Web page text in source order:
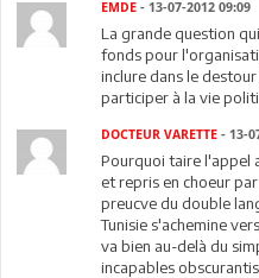
EMDE - 13-07-2012 09:09
La grande question
fonds pour
inclure dans le
participer à la vie
DOCTEUR VARETTE - 13-
Pourquoi taire l'appel
et repris en choeur
preucve du double
Tunisie s'achemine
va bien au-delà du
incapables